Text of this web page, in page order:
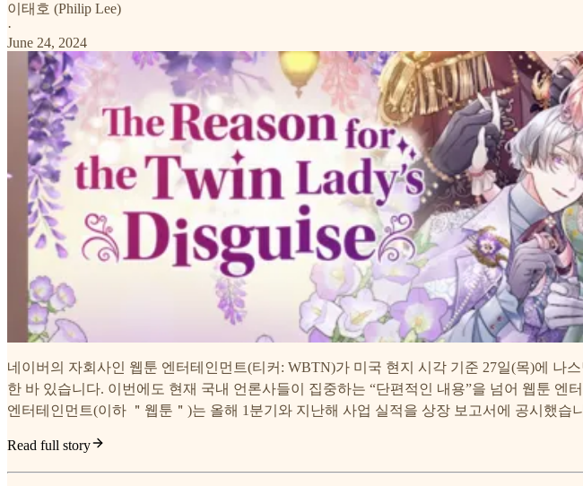
이태호 (Philip Lee)
·
June 24, 2024
네이버의 자회사인 웹툰 엔터테인먼트(티커: WBTN)가 미국 현지 시각 기준 27일(목)에 나
한 바 있습니다. 이번에도 현재 국내 언론사들이 집중하는 “단편적인 내용”을 넘어 웹툰
엔터테인먼트(이하 ＂웹툰＂)는 올해 1분기와 지난해 사업 실적을 상장 보고서에 공시했습
Read full story